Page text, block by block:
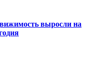
выросли на